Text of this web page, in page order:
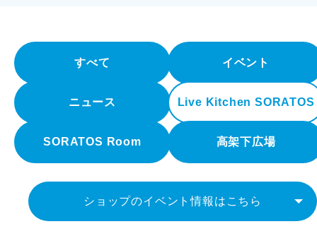
すべて イベント
ニュース Live Kitchen SORATOS
SORATOS Room 高架下広場
ショップのイベント情報はこちら